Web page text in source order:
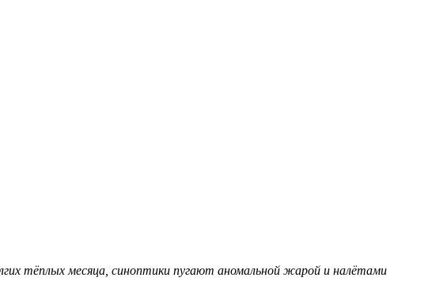
тёплых месяца, синоптики пугают аномальной жарой и налётами